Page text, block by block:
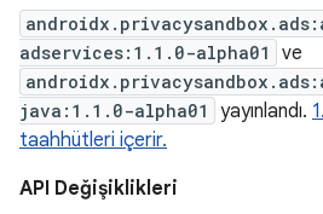
adservices:1.1.0-alpha01
ve
java:1.1.0-alpha01
yayınlandı.
taahhütleri içerir.
API Değişiklikleri